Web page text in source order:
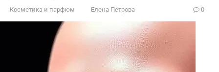
Косметика и парфюм Елена Петрова 0